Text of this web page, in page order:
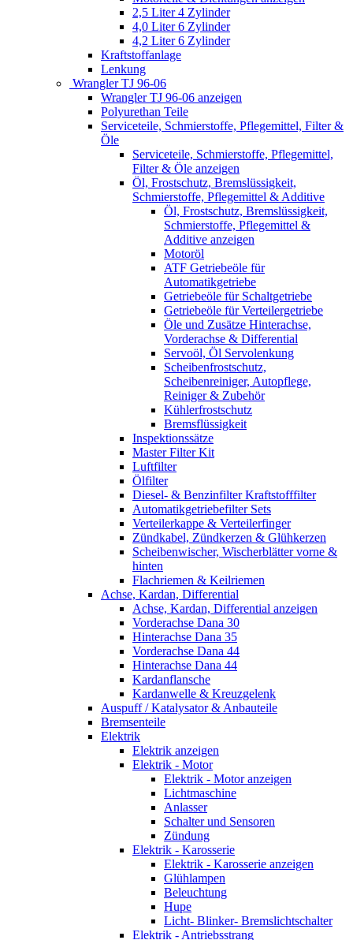
2,5 Liter 4 Zylinder
4,0 Liter 6 Zylinder
4,2 Liter 6 Zylinder
Kraftstoffanlage
Lenkung
Wrangler TJ 96-06
Wrangler TJ 96-06 anzeigen
Polyurethan Teile
Serviceteile, Schmierstoffe, Pflegemittel, Filter &
Öle
Serviceteile, Schmierstoffe, Pflegemittel,
Filter & Öle anzeigen
Öl, Frostschutz, Bremslüssigkeit,
Schmierstoffe, Pflegemittel & Additive
Öl, Frostschutz, Bremslüssigkeit,
Schmierstoffe, Pflegemittel &
Additive anzeigen
Motoröl
ATF Getriebeöle für
Automatikgetriebe
Getriebeöle für Schaltgetriebe
Getriebeöle für Verteilergetriebe
Öle und Zusätze Hinterachse,
Vorderachse & Differential
Servoöl, Öl Servolenkung
Scheibenfrostschutz,
Scheibenreiniger, Autopflege,
Reiniger & Zubehör
Kühlerfrostschutz
Bremsflüssigkeit
Inspektionssätze
Master Filter Kit
Luftfilter
Ölfilter
Diesel- & Benzinfilter Kraftstofffilter
Automatikgetriebefilter Sets
Verteilerkappe & Verteilerfinger
Zündkabel, Zündkerzen & Glühkerzen
Scheibenwischer, Wischerblätter vorne &
hinten
Flachriemen & Keilriemen
Achse, Kardan, Differential
Achse, Kardan, Differential anzeigen
Vorderachse Dana 30
Hinterachse Dana 35
Vorderachse Dana 44
Hinterachse Dana 44
Kardanflansche
Kardanwelle & Kreuzgelenk
Auspuff / Katalysator & Anbauteile
Bremsenteile
Elektrik
Elektrik anzeigen
Elektrik - Motor
Elektrik - Motor anzeigen
Lichtmaschine
Anlasser
Schalter und Sensoren
Zündung
Elektrik - Karosserie
Elektrik - Karosserie anzeigen
Glühlampen
Beleuchtung
Hupe
Licht- Blinker- Bremslichtschalter
Elektrik - Antriebsstrang